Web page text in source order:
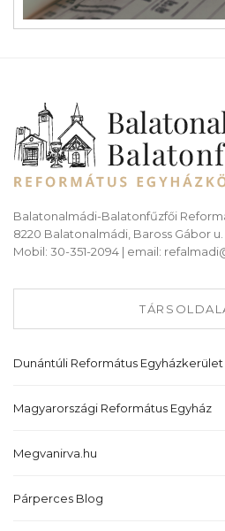
Balatonalmádi-Balatonfűzfői
8220 Balatonalmádi, Baross Gábor
Mobil: 30-351-2094 | email:
Dunántúli Református Egyházkerület
Magyarországi Református Egyház
Megvanirva.hu
Párperces Blog